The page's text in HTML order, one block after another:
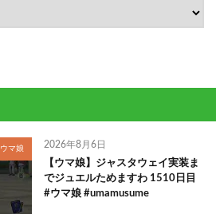
ウマ娘 2026年8月6日
【ウマ娘】ジャスタウェイ実装ま
でジュエルためますわ 1510日目
#ウマ娘 #umamusume